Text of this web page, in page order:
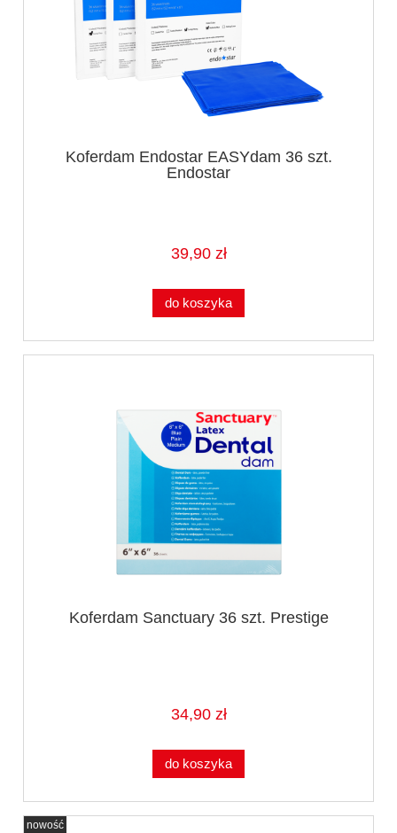
Koferdam Endostar EASYdam 36 szt.
Endostar
39,90 zł
do koszyka
Koferdam Sanctuary 36 szt. Prestige
34,90 zł
do koszyka
nowość